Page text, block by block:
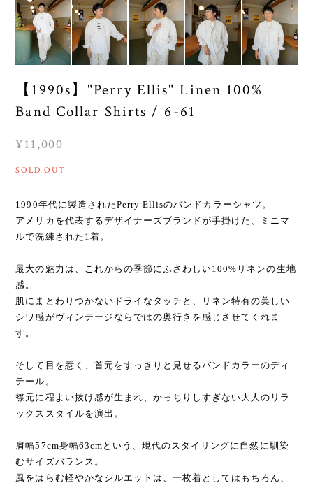
【1990s】"Perry Ellis" Linen 100%
Band Collar Shirts / 6-61
¥11,000
SOLD OUT
1990年代に製造されたPerry Ellisのバンドカラーシャツ。
アメリカを代表するデザイナーズブランドが手掛けた、ミニマ
ルで洗練された1着。
最大の魅力は、これからの季節にふさわしい100%リネンの生地
感。
肌にまとわりつかないドライなタッチと、リネン特有の美しい
シワ感がヴィンテージならではの奥行きを感じさせてくれま
す。
そして目を惹く、首元をすっきりと見せるバンドカラーのディ
テール。
襟元に程よい抜け感が生まれ、かっちりしすぎない大人のリラ
ックススタイルを演出。
肩幅57cm身幅63cmという、現代のスタイリングに自然に馴染
むサイズバランス。
風をはらむ軽やかなシルエットは、一枚着としてはもちろん、